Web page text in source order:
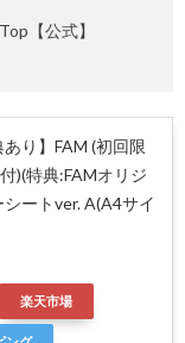
【公式】
あり】FAM (初回限
)(特典:FAMオリジ
ートver. A(A4サイ
楽天市場